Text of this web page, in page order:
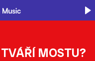
MOSTU?